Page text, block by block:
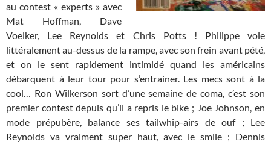
au contest « experts » avec
Mat Hoffman, Dave
Voelker, Lee Reynolds et Chris Potts ! Philippe vole
littéralement au-dessus de la rampe, avec son frein avant pété,
et on le sent rapidement intimidé quand les américains
débarquent à leur tour pour s’entrainer. Les mecs sont à la
cool… Ron Wilkerson sort d’une semaine de coma, c’est son
premier contest depuis qu’il a repris le bike ; Joe Johnson, en
mode prépubère, balance ses tailwhip-airs de ouf ; Lee
Reynolds va vraiment super haut, avec le smile ; Dennis